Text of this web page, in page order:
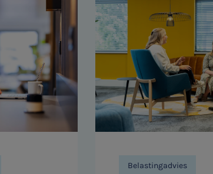
Belastingadvies